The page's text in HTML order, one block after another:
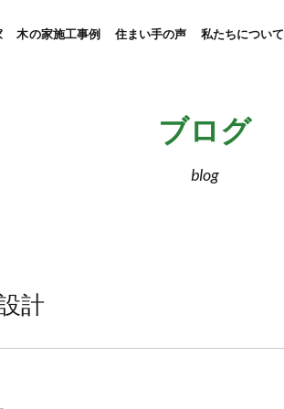
木の家施工事例 住まい手の声 私たちについて
ブログ
blog
計